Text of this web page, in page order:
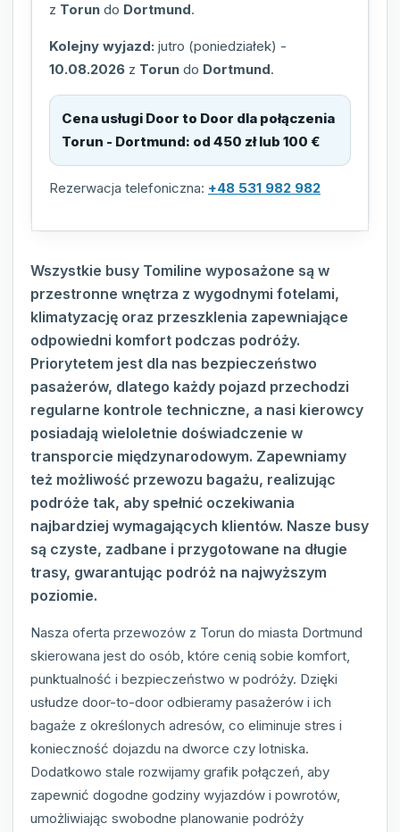
z Torun do Dortmund.
Kolejny wyjazd: jutro (poniedziałek) -
10.08.2026 z Torun do Dortmund.
Cena usługi Door to Door dla połączenia
Torun - Dortmund: od 450 zł lub 100 €
Rezerwacja telefoniczna: +48 531 982 982
Wszystkie busy Tomiline wyposażone są w
przestronne wnętrza z wygodnymi fotelami,
klimatyzację oraz przeszklenia zapewniające
odpowiedni komfort podczas podróży.
Priorytetem jest dla nas bezpieczeństwo
pasażerów, dlatego każdy pojazd przechodzi
regularne kontrole techniczne, a nasi kierowcy
posiadają wieloletnie doświadczenie w
transporcie międzynarodowym. Zapewniamy
też możliwość przewozu bagażu, realizując
podróże tak, aby spełnić oczekiwania
najbardziej wymagających klientów. Nasze busy
są czyste, zadbane i przygotowane na długie
trasy, gwarantując podróż na najwyższym
poziomie.
Nasza oferta przewozów z Torun do miasta Dortmund
skierowana jest do osób, które cenią sobie komfort,
punktualność i bezpieczeństwo w podróży. Dzięki
usłudze door-to-door odbieramy pasażerów i ich
bagaże z określonych adresów, co eliminuje stres i
konieczność dojazdu na dworce czy lotniska.
Dodatkowo stale rozwijamy grafik połączeń, aby
zapewnić dogodne godziny wyjazdów i powrotów,
umożliwiając swobodne planowanie podróży